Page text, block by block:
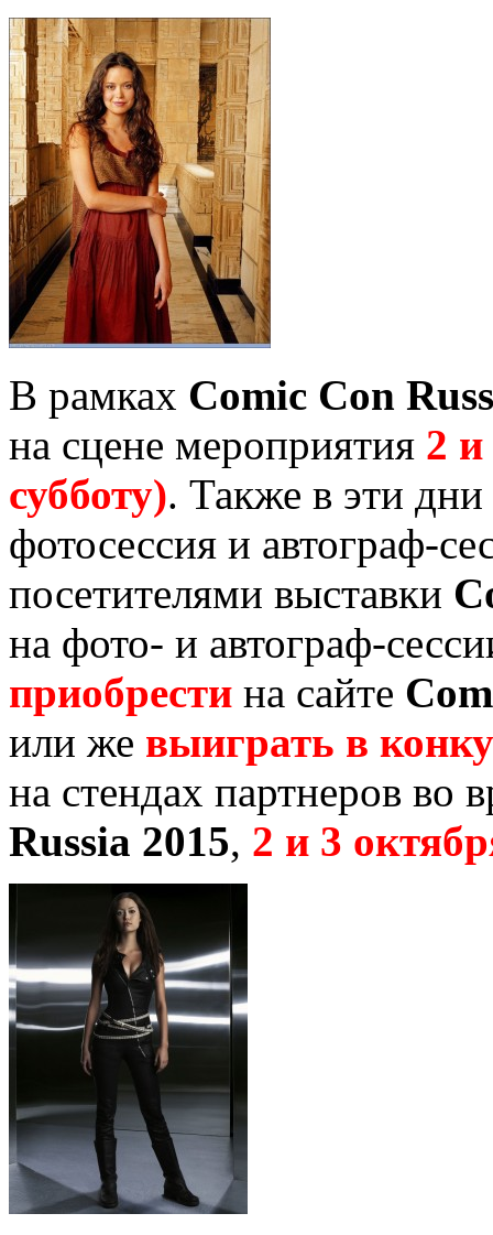
В рамках Comic Con
на сцене мероприятия 2
субботу). Также в эти
фотосессия и автограф-
посетителями выставки
на фото- и автограф-
приобрести на сайте
или же выиграть в
на стендах партнеров во
Russia 2015, 2 и 3